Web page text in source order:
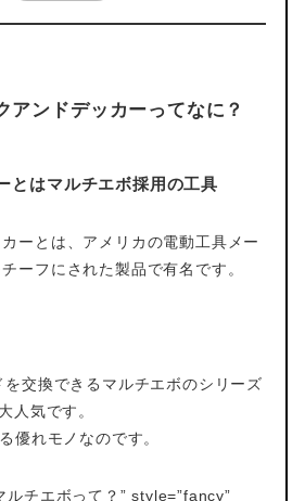
アンドデッカーってなに？
とはマルチエボ採用の工具
ーとは、アメリカの電動工具メー
ーフにされた製品で有名です。
交換できるマルチエボのシリーズ
人気です。
優れモノなのです。
チエボって？” style=”fancy”